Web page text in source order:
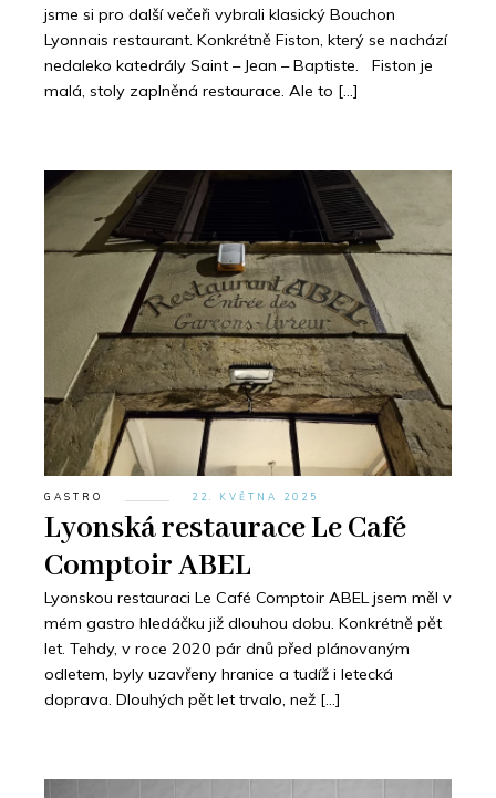
jsme si pro další večeři vybrali klasický Bouchon
Lyonnais restaurant. Konkrétně Fiston, který se nachází
nedaleko katedrály Saint – Jean – Baptiste. Fiston je
malá, stoly zaplněná restaurace. Ale to […]
GASTRO 22. KVĚTNA 2025
Lyonská restaurace Le Café
Comptoir ABEL
Lyonskou restauraci Le Café Comptoir ABEL jsem měl v
mém gastro hledáčku již dlouhou dobu. Konkrétně pět
let. Tehdy, v roce 2020 pár dnů před plánovaným
odletem, byly uzavřeny hranice a tudíž i letecká
doprava. Dlouhých pět let trvalo, než […]